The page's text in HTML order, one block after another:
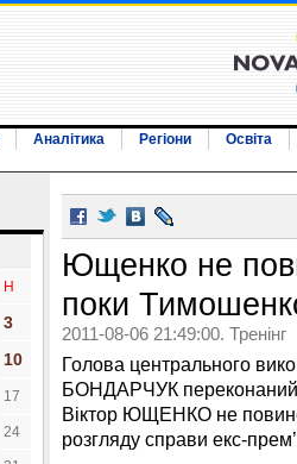
Аналітика Регіони
Освіта
Н
3
10
17
24
Ющенко не
поки
2011-08-06 21:49:00. Тренінг
Голова центрального
БОНДАРЧУК
Віктор ЮЩЕНКО не
розгляду справи екс-